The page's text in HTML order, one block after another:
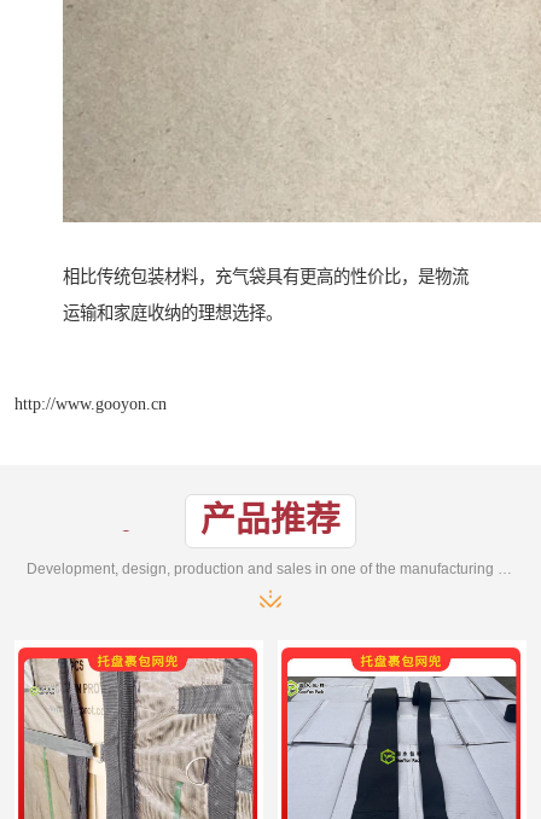
相比传统包装材料，充气袋具有更高的性价比，是物流
运输和家庭收纳的理想选择。
http://www.gooyon.cn
产品推荐